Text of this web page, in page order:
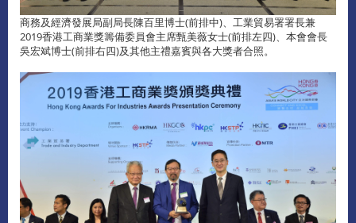
商務及經濟發展局副局長陳百里博士(前排中)、工業貿易署署長兼
2019香港工商業獎籌備委員會主席甄美薇女士(前排左四)、本會會長
吳宏斌博士(前排右四)及其他主禮嘉賓與各大獎者合照。